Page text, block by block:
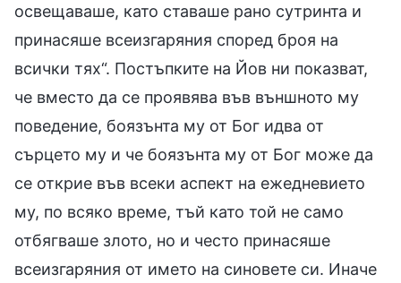
освещаваше, като ставаше рано сутринта и
принасяше всеизгаряния според броя на
всички тях“. Постъпките на Йов ни показват,
че вместо да се проявява във външното му
поведение, боязънта му от Бог идва от
сърцето му и че боязънта му от Бог може да
се открие във всеки аспект на ежедневието
му, по всяко време, тъй като той не само
отбягваше злото, но и често принасяше
всеизгаряния от името на синовете си. Иначе